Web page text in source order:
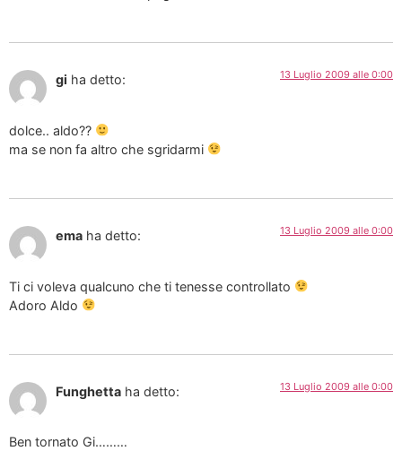
gi ha detto: 13 Luglio 2009 alle 0:00
dolce.. aldo??
ma se non fa altro che sgridarmi
ema ha detto: 13 Luglio 2009 alle 0:00
Ti ci voleva qualcuno che ti tenesse controllato
Adoro Aldo
Funghetta ha detto: 13 Luglio 2009 alle 0:00
Ben tornato Gi………